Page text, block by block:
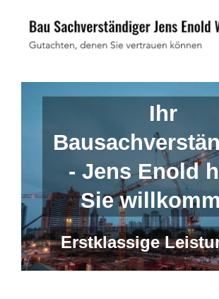
content
Ihr
- Jens Enold
Sie
Erstklassige